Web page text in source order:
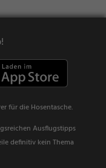
für die Hosentasche.
Ausflugstipps
definitiv kein Thema